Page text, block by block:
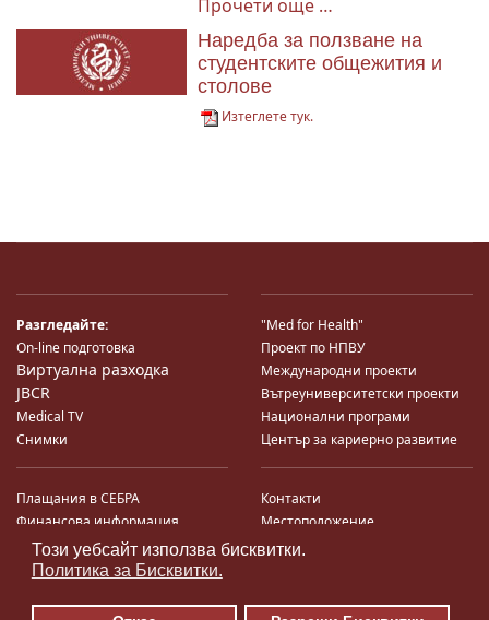
Този уебсайт използва бисквитки.
Политика за Бисквитки.
Прочети още …
Наредба за ползване на
студентските общежития и
столове
Изтеглете тук.
Разгледайте:
On-line подготовка
Виртуална разходка
JBCR
Medical TV
Снимки
"Med for Health"
Проект по НПВУ
Международни проекти
Вътреуниверситетски проекти
Национални програми
Център за кариерно развитие
Плащания в СЕБРА
Финансова информация
Система за финансово упр-е и
контрол
Търгове по ЗДС
Контакти
Местоположение
Карта на сайта